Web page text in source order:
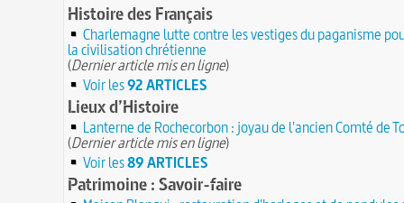
Histoire des Français
Charlemagne lutte contre les vestiges du paganisme
la civilisation chrétienne
(Dernier article mis en ligne)
Voir les92 ARTICLES
Lieux d’Histoire
Lanterne de Rochecorbon : joyau de l'ancien Comté de
(Dernier article mis en ligne)
Voir les89 ARTICLES
Patrimoine : Savoir-faire